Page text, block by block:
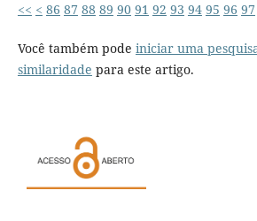
<< < 86 87 88 89 90 91 92 93 94 95 96 97
Você também pode iniciar uma
similaridade para este artigo.